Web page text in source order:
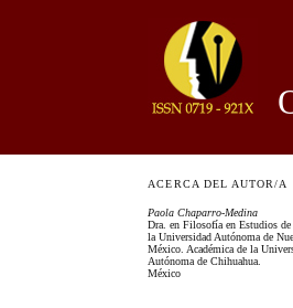
ACERCA DEL AUTOR/A
Paola Chaparro-Medina
Dra. en Filosofía en Estudios
la Universidad Autónoma de
México. Académica de la
Autónoma de Chihuahua.
México